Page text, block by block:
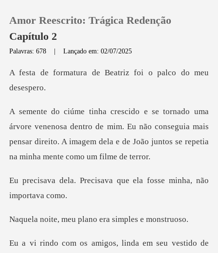
0
Histórico
Sair
Baixar App
Amor Reescrito: Trágica Redenção
Capítulo 2
Palavras: 678 |Lançado em: 02/07/2025
de Beatriz foi o pa
dentro de mim. Eu não conseguia mais
pensar direito. A imagem dela
isava que ela fosse min
eu plano era sim
eu vestido de